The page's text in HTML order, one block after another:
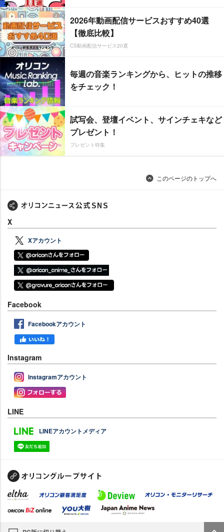
2026年動画配信サービスおすすめ40選
【徹底比較】
CS動画配信サービス20選
毎週の音楽ランキングから、ヒットの推移
をチェック！
試写会、登壇イベント、サインチェキなど
プレゼント！
プレゼント特集
このページのトップへ
X
Xアカウント
Facebook
Facebookアカウント
Instagram
Instagramアカウント
LINE
LINEアカウントメディア